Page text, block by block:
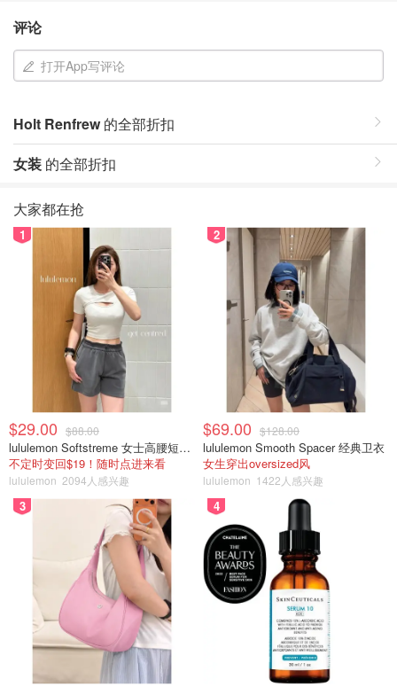
评论
打开App写评论
Holt Renfrew 的全部折扣
女装 的全部折扣
大家都在抢
1
$29.00 $88.00
lululemon Softstreme 女士高腰短裤 10cm
不定时变回$19！随时点进来看
lululemon 2094人感兴趣
2
$69.00 $128.00
lululemon Smooth Spacer 经典卫衣
女生穿出oversized风
lululemon 1422人感兴趣
3 4